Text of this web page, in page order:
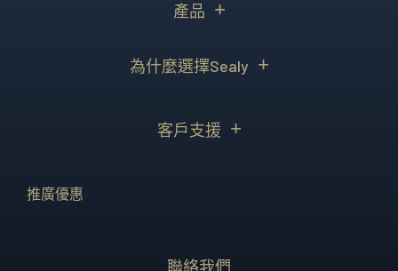
產品
為什麼選擇Sealy
客戶支援
推廣優惠
聯絡我們